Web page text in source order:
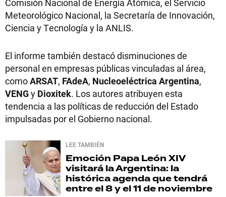
Comisión Nacional de Energía Atómica, el Servicio
Meteorológico Nacional, la Secretaría de Innovación,
Ciencia y Tecnología y la ANLIS.
El informe también destacó disminuciones de
personal en empresas públicas vinculadas al área,
comoARSAT, FAdeA, Nucleoeléctrica Argentina,
VENGy Dioxitek. Los autores atribuyen esta
tendencia a las políticas de reducción del Estado
impulsadas por el Gobierno nacional.
LEE TAMBIÉN
Emoción Papa León XIV
visitará la Argentina: la
histórica agenda que tendrá
entre el 8 y el 11 de noviembre